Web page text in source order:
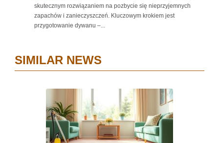
skutecznym rozwiązaniem na pozbycie się nieprzyjemnych
zapachów i zanieczyszczeń. Kluczowym krokiem jest
przygotowanie dywanu –...
SIMILAR NEWS